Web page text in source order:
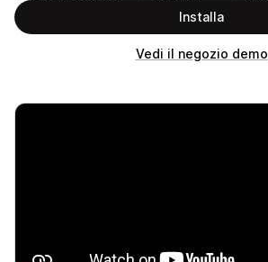
Installa
Vedi il negozio demo